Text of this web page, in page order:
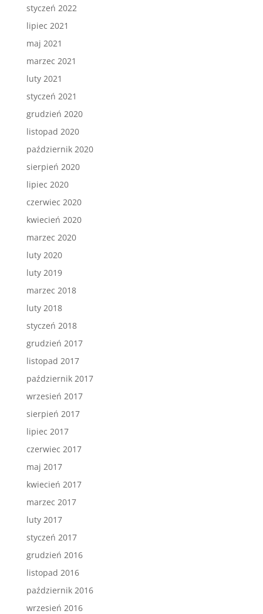
styczeń 2022
lipiec 2021
maj 2021
marzec 2021
luty 2021
styczeń 2021
grudzień 2020
listopad 2020
październik 2020
sierpień 2020
lipiec 2020
czerwiec 2020
kwiecień 2020
marzec 2020
luty 2020
luty 2019
marzec 2018
luty 2018
styczeń 2018
grudzień 2017
listopad 2017
październik 2017
wrzesień 2017
sierpień 2017
lipiec 2017
czerwiec 2017
maj 2017
kwiecień 2017
marzec 2017
luty 2017
styczeń 2017
grudzień 2016
listopad 2016
październik 2016
wrzesień 2016